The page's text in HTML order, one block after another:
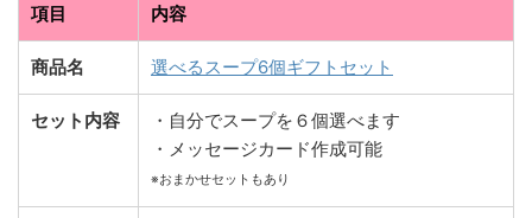
項目 内容
商品名 選べるスープ6個ギフトセット
セット内容
・自分でスープを６個選べます
・メッセージカード作成可能
※おまかせセットもあり